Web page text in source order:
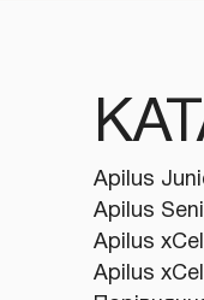
Apilus
Apilus
Apilus
Apilus